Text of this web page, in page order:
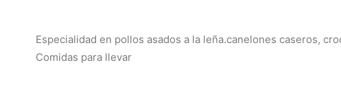
Especialidad en pollos asados a la leña.canelones caseros,
Comidas para llevar